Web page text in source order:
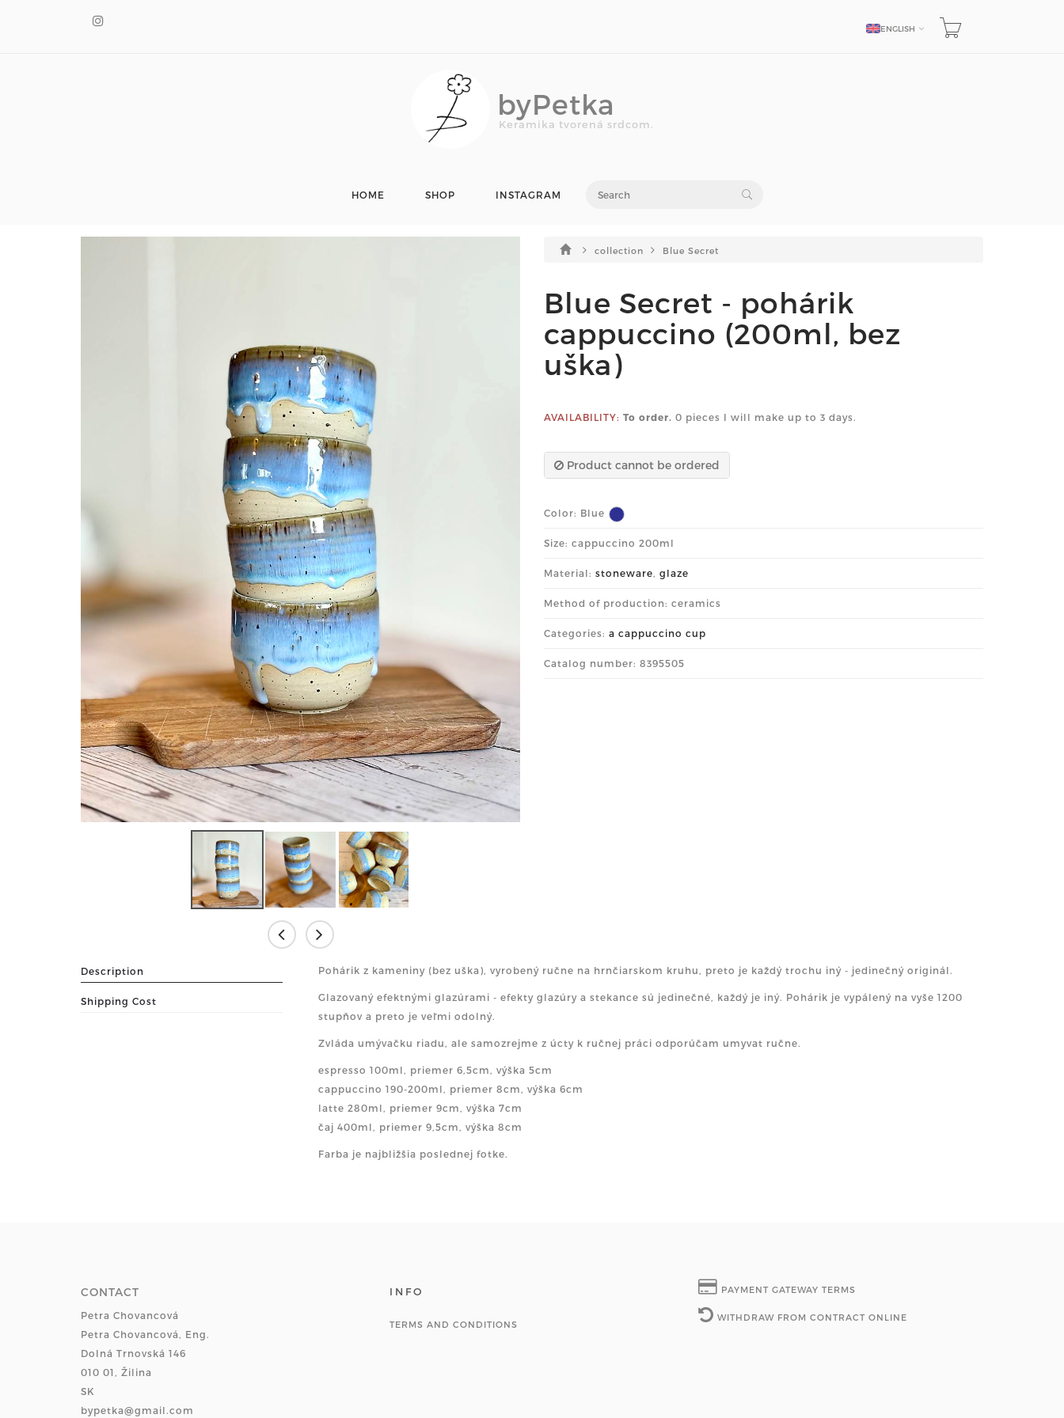
ENGLISH
LANGUAGE
byPetka
Keramika tvorená srdcom.
HOME SHOP INSTAGRAM
collection Blue Secret
Blue Secret - pohárik
cappuccino (200ml, bez
uška)
AVAILABILITY: To order. 0 pieces I will make up to 3 days.
Product cannot be ordered
Color: Blue
Size: cappuccino 200ml
Material: stoneware, glaze
Method of production: ceramics
Categories: a cappuccino cup
Catalog number: 8395505
Description
Shipping Cost
Pohárik z kameniny (bez uška), vyrobený ručne na hrnčiarskom kruhu, preto je každý trochu iný - jedinečný originál.
Glazovaný efektnými glazúrami - efekty glazúry a stekance sú jedinečné, každý je iný. Pohárik je vypálený na vyše 1200
stupňov a preto je veľmi odolný.
Zvláda umývačku riadu, ale samozrejme z úcty k ručnej práci odporúčam umyvat ručne.
espresso 100ml, priemer 6,5cm, výška 5cm
cappuccino 190-200ml, priemer 8cm, výška 6cm
latte 280ml, priemer 9cm, výška 7cm
čaj 400ml, priemer 9,5cm, výška 8cm
Farba je najbližšia poslednej fotke.
CONTACT
Petra Chovancová
Petra Chovancová, Eng.
Dolná Trnovská 146
010 01, Žilina
SK
bypetka@gmail.com
INFO
TERMS AND CONDITIONS
PAYMENT GATEWAY TERMS
WITHDRAW FROM CONTRACT ONLINE